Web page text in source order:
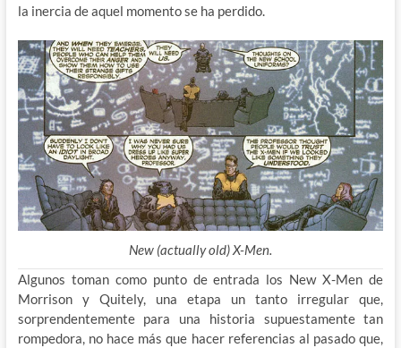
la inercia de aquel momento se ha perdido.
New (actually old) X-Men.
Algunos toman como punto de entrada los New X-Men de
Morrison y Quitely, una etapa un tanto irregular que,
sorprendentemente para una historia supuestamente tan
rompedora, no hace más que hacer referencias al pasado que,